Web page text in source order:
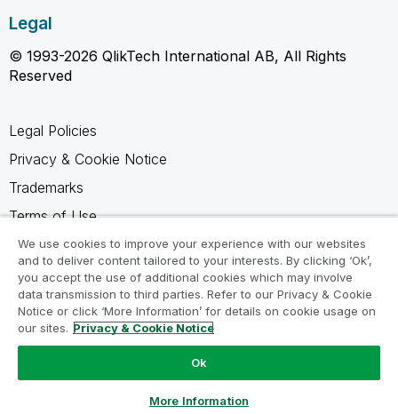
Legal
© 1993-2026 QlikTech International AB, All Rights
Reserved
Legal Policies
Privacy & Cookie Notice
Trademarks
Terms of Use
Legal Agreements
Product Terms
Do not share my info
We use cookies to improve your experience with our websites
and to deliver content tailored to your interests. By clicking ‘Ok’,
you accept the use of additional cookies which may involve
data transmission to third parties. Refer to our Privacy & Cookie
Notice or click ‘More Information’ for details on cookie usage on
our sites. Privacy & Cookie Notice
Ok
More Information